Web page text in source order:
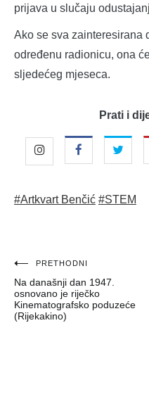
prijava u slučaju
Ako se sva zainteresirana
određenu radionicu, ona
sljedećeg mjeseca.
Prati i
#Artkvart Benčić #STEM
Navigacija
objava
PRETHODNI
Na današnji dan 1947.
osnovano je riječko
Kinematografsko poduzeće
(Rijekakino)